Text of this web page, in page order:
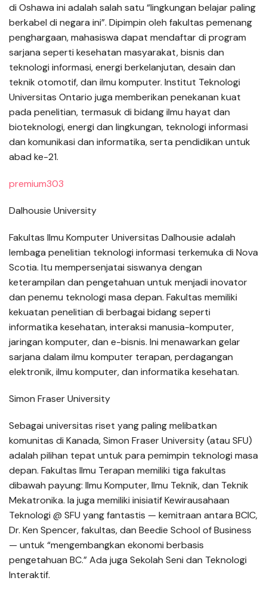
di Oshawa ini adalah salah satu “lingkungan belajar paling
berkabel di negara ini”. Dipimpin oleh fakultas pemenang
penghargaan, mahasiswa dapat mendaftar di program
sarjana seperti kesehatan masyarakat, bisnis dan
teknologi informasi, energi berkelanjutan, desain dan
teknik otomotif, dan ilmu komputer. Institut Teknologi
Universitas Ontario juga memberikan penekanan kuat
pada penelitian, termasuk di bidang ilmu hayat dan
bioteknologi, energi dan lingkungan, teknologi informasi
dan komunikasi dan informatika, serta pendidikan untuk
abad ke-21.
premium303
Dalhousie University
Fakultas Ilmu Komputer Universitas Dalhousie adalah
lembaga penelitian teknologi informasi terkemuka di Nova
Scotia. Itu mempersenjatai siswanya dengan
keterampilan dan pengetahuan untuk menjadi inovator
dan penemu teknologi masa depan. Fakultas memiliki
kekuatan penelitian di berbagai bidang seperti
informatika kesehatan, interaksi manusia-komputer,
jaringan komputer, dan e-bisnis. Ini menawarkan gelar
sarjana dalam ilmu komputer terapan, perdagangan
elektronik, ilmu komputer, dan informatika kesehatan.
Simon Fraser University
Sebagai universitas riset yang paling melibatkan
komunitas di Kanada, Simon Fraser University (atau SFU)
adalah pilihan tepat untuk para pemimpin teknologi masa
depan. Fakultas Ilmu Terapan memiliki tiga fakultas
dibawah payung: Ilmu Komputer, Ilmu Teknik, dan Teknik
Mekatronika. Ia juga memiliki inisiatif Kewirausahaan
Teknologi @ SFU yang fantastis — kemitraan antara BCIC,
Dr. Ken Spencer, fakultas, dan Beedie School of Business
— untuk “mengembangkan ekonomi berbasis
pengetahuan BC.” Ada juga Sekolah Seni dan Teknologi
Interaktif.